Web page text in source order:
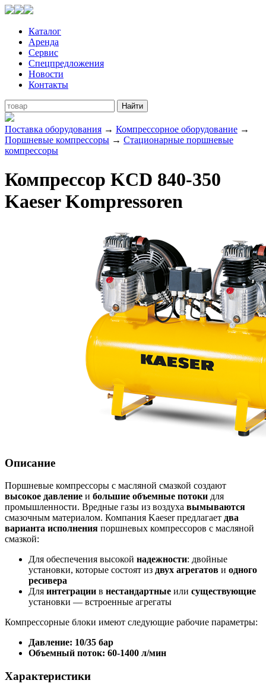
Каталог
Аренда
Сервис
Спецпредложения
Новости
Контакты
Поставка оборудования → Компрессорное оборудование →
Поршневые компрессоры → Стационарные поршневые
компрессоры
Компрессор KCD 840-350
Kaeser Kompressoren
Описание
Поршневые компрессоры с масляной смазкой создают
высокое давление и большие объемные потоки для
промышленности. Вредные газы из воздуха вымываются
смазочным материалом. Компания Kaeser предлагает два
варианта исполнения поршневых компрессоров с масляной
смазкой:
Для обеспечения высокой надежности: двойные
установки, которые состоят из двух агрегатов и одного
ресивера
Для интеграции в нестандартные или существующие
установки — встроенные агрегаты
Компрессорные блоки имеют следующие рабочие параметры:
Давление: 10/35 бар
Объемный поток: 60-1400 л/мин
Характеристики